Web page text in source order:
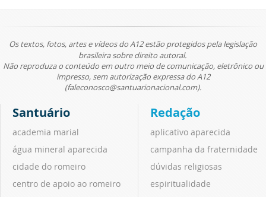
Os textos, fotos, artes e vídeos do A12 estão protegidos pela legislação
brasileira sobre direito autoral.
Não reproduza o conteúdo em outro meio de comunicação, eletrônico ou
impresso, sem autorização expressa do A12
(faleconosco@santuarionacional.com).
Santuário
academia marial
água mineral aparecida
cidade do romeiro
centro de apoio ao romeiro
Redação
aplicativo aparecida
campanha da fraternidade
dúvidas religiosas
espiritualidade